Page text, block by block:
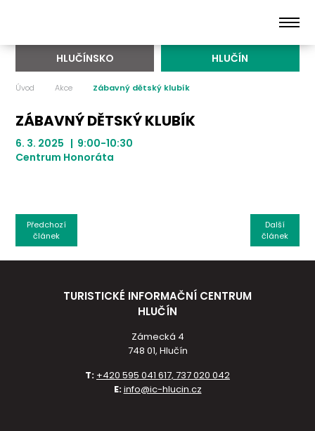
HLUČÍNSKO HLUČÍN
Úvod Akce Zábavný dětský klubík
ZÁBAVNÝ DĚTSKÝ KLUBÍK
6. 3. 2025 | 9:00-10:30
Centrum Honoráta
Další
článek
Předchozí
článek
TURISTICKÉ INFORMAČNÍ CENTRUM
HLUČÍN
Zámecká 4
748 01, Hlučín
T: +420 595 041 617, 737 020 042
E:info@ic-hlucin.cz